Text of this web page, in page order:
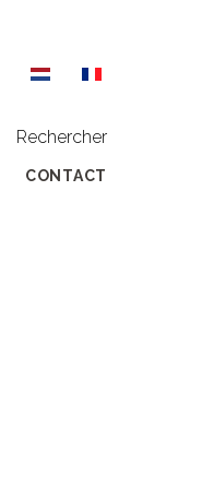
Rechercher
CONTACT